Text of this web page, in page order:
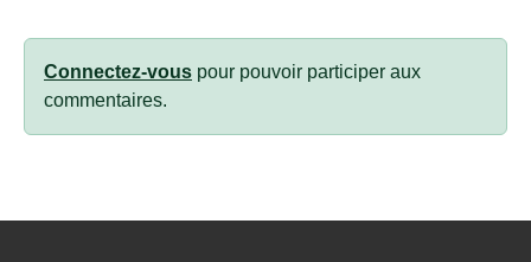
Connectez-vous pour pouvoir participer aux
commentaires.